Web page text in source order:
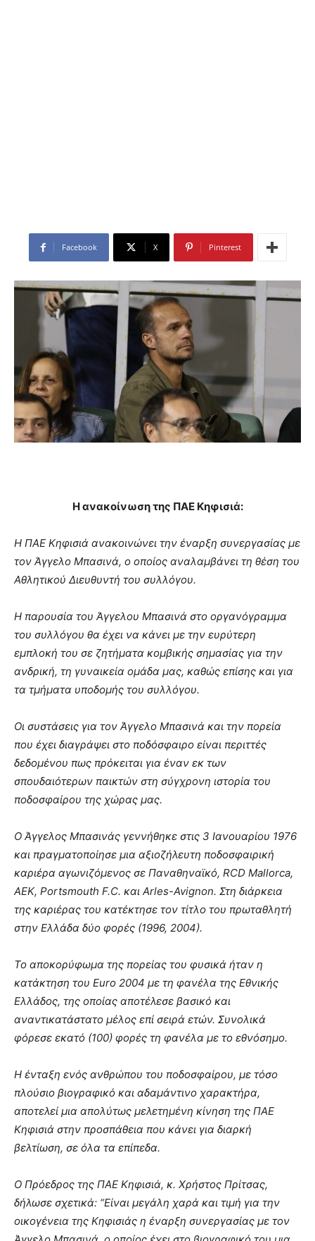
Facebook X Pinterest
Η ανακοίνωση της ΠΑΕ Κηφισιά:
Η ΠΑΕ Κηφισιά ανακοινώνει την έναρξη συνεργασίας με
τον Άγγελο Μπασινά, ο οποίος αναλαμβάνει τη θέση του
Αθλητικού Διευθυντή του συλλόγου.
Η παρουσία του Άγγελου Μπασινά στο οργανόγραμμα
του συλλόγου θα έχει να κάνει με την ευρύτερη
εμπλοκή του σε ζητήματα κομβικής σημασίας για την
ανδρική, τη γυναικεία ομάδα μας, καθώς επίσης και για
τα τμήματα υποδομής του συλλόγου.
Οι συστάσεις για τον Άγγελο Μπασινά και την πορεία
που έχει διαγράψει στο ποδόσφαιρο είναι περιττές
δεδομένου πως πρόκειται για έναν εκ των
σπουδαιότερων παικτών στη σύγχρονη ιστορία του
ποδοσφαίρου της χώρας μας.
Ο Άγγελος Μπασινάς γεννήθηκε στις 3 Ιανουαρίου 1976
και πραγματοποίησε μια αξιοζήλευτη ποδοσφαιρική
καριέρα αγωνιζόμενος σε Παναθηναϊκό, RCD Mallorca,
ΑΕΚ, Portsmouth F.C. και Arles-Avignon. Στη διάρκεια
της καριέρας του κατέκτησε τον τίτλο του πρωταθλητή
στην Ελλάδα δύο φορές (1996, 2004).
Το αποκορύφωμα της πορείας του φυσικά ήταν η
κατάκτηση του Euro 2004 με τη φανέλα της Εθνικής
Ελλάδος, της οποίας αποτέλεσε βασικό και
αναντικατάστατο μέλος επί σειρά ετών. Συνολικά
φόρεσε εκατό (100) φορές τη φανέλα με το εθνόσημο.
Η ένταξη ενός ανθρώπου του ποδοσφαίρου, με τόσο
πλούσιο βιογραφικό και αδαμάντινο χαρακτήρα,
αποτελεί μια απολύτως μελετημένη κίνηση της ΠΑΕ
Κηφισιά στην προσπάθεια που κάνει για διαρκή
βελτίωση, σε όλα τα επίπεδα.
Ο Πρόεδρος της ΠΑΕ Κηφισιά, κ. Χρήστος Πρίτσας,
δήλωσε σχετικά: “Είναι μεγάλη χαρά και τιμή για την
οικογένεια της Κηφισιάς η έναρξη συνεργασίας με τον